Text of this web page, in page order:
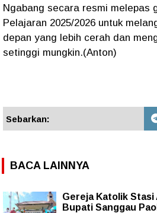
Ngabang secara resmi melepas
Pelajaran 2025/2026 untuk
depan yang lebih cerah dan
setinggi mungkin.(Anton)
Sebarkan:
BACA LAINNYA
Gereja Katolik Stasi
Bupati Sanggau